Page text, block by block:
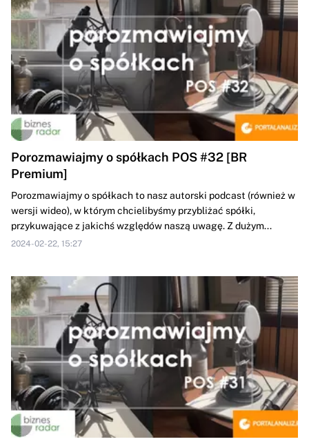
Porozmawiajmy o spółkach POS #32 [BR
Premium]
Porozmawiajmy o spółkach to nasz autorski podcast (również w
wersji wideo), w którym chcielibyśmy przybliżać spółki,
przykuwające z jakichś względów naszą uwagę. Z dużym...
2024-02-22, 15:27